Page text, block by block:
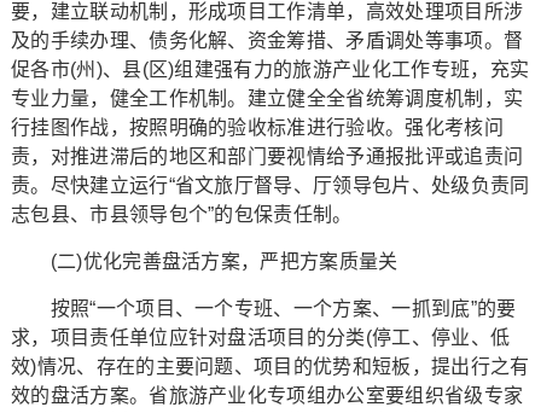
要，建立联动机制，形成项目工作清单，高效处理项目所涉
及的手续办理、债务化解、资金筹措、矛盾调处等事项。督
促各市(州)、县(区)组建强有力的旅游产业化工作专班，充实
专业力量，健全工作机制。建立健全全省统筹调度机制，实
行挂图作战，按照明确的验收标准进行验收。强化考核问
责，对推进滞后的地区和部门要视情给予通报批评或追责问
责。尽快建立运行“省文旅厅督导、厅领导包片、处级负责同
志包县、市县领导包个”的包保责任制。
(二)优化完善盘活方案，严把方案质量关
按照“一个项目、一个专班、一个方案、一抓到底”的要
求，项目责任单位应针对盘活项目的分类(停工、停业、低
效)情况、存在的主要问题、项目的优势和短板，提出行之有
效的盘活方案。省旅游产业化专项组办公室要组织省级专家